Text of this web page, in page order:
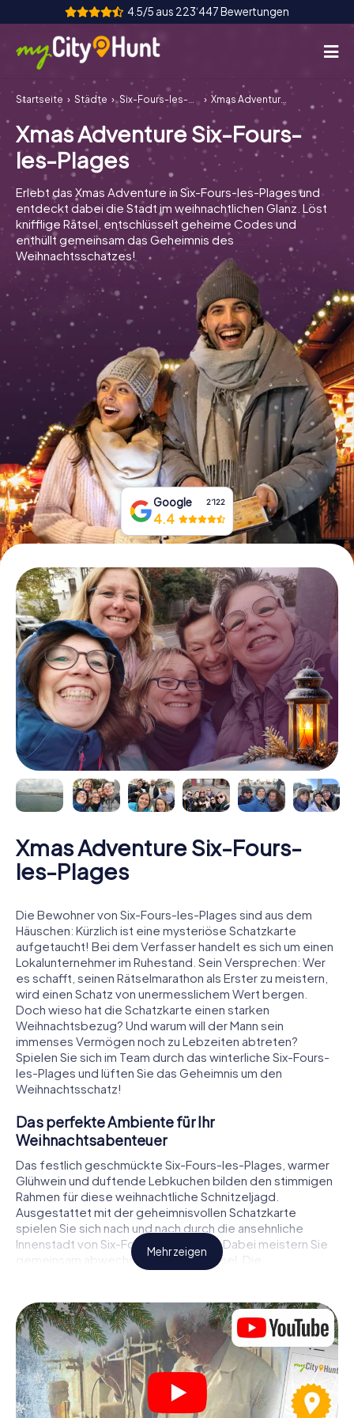
4.5/5 aus 223‘447 Bewertungen
So funktioniert's
Städte
Touren
Teamevent
Tickets
INT CH
ES
UK
IT
Tickets buchen
Gutscheine bestellen
Startseite Städte Six-Fours-les-Plages Xmas Adventure Six-Fours-les-Plages
Xmas Adventure Six-Fours-
les-Plages
Erlebt das Xmas Adventure in Six-Fours-les-Plages und
entdeckt dabei die Stadt im weihnachtlichen Glanz. Löst
knifflige Rätsel, entschlüsselt geheime Codes und
enthüllt gemeinsam das Geheimnis des
Weihnachtsschatzes!
Google 2‘122
4.4
Xmas Adventure Six-Fours-
les-Plages
Die Bewohner von Six-Fours-les-Plages sind aus dem
Häuschen: Kürzlich ist eine mysteriöse Schatzkarte
aufgetaucht! Bei dem Verfasser handelt es sich um einen
Lokalunternehmer im Ruhestand. Sein Versprechen: Wer
es schafft, seinen Rätselmarathon als Erster zu meistern,
wird einen Schatz von unermesslichem Wert bergen.
Doch wieso hat die Schatzkarte einen starken
Weihnachtsbezug? Und warum will der Mann sein
immenses Vermögen noch zu Lebzeiten abtreten?
Spielen Sie sich im Team durch das winterliche Six-Fours-
les-Plages und lüften Sie das Geheimnis um den
Weihnachtsschatz!
Das perfekte Ambiente für Ihr
Weihnachtsabenteuer
Das festlich geschmückte Six-Fours-les-Plages, warmer
Glühwein und duftende Lebkuchen bilden den stimmigen
Rahmen für diese weihnachtliche Schnitzeljagd.
Ausgestattet mit der geheimnisvollen Schatzkarte
spielen Sie sich nach und nach durch die ansehnliche
Innenstadt von Six-Fours-les-Plages. Dabei meistern Sie
gemeinsam abwechslungsreiche Rätsel. Die
Weihnachtsthematik zieht sich als roter Faden durch das
spielerische Weise erfahren Sie faszinierende Anekdoten
rund um das nahende Weihnachtsfest. Wird es Ihnen
gelingen, die Hinweise richtig zu deuten und anderen
Schatzsuchern stets einen Schritt voraus zu sein?
Der Weihnachtsmarkt von Six-Fours-les-Plages
als Zwischenstopp
Mehr zeigen